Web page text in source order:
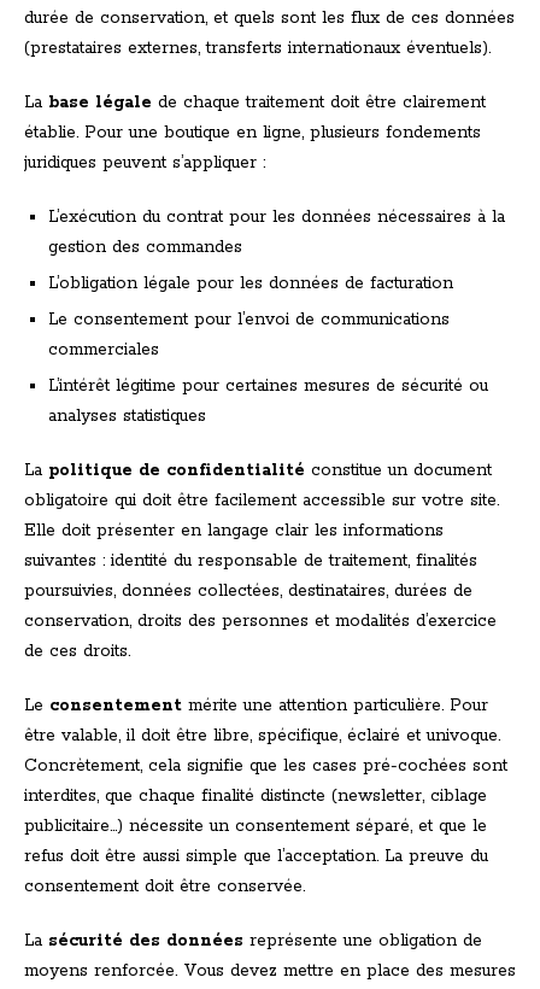
durée de conservation, et quels sont les flux de ces données
(prestataires externes, transferts internationaux éventuels).
La base légale de chaque traitement doit être clairement
établie. Pour une boutique en ligne, plusieurs fondements
juridiques peuvent s’appliquer :
L’exécution du contrat pour les données nécessaires à la
gestion des commandes
L’obligation légale pour les données de facturation
Le consentement pour l’envoi de communications
commerciales
L’intérêt légitime pour certaines mesures de sécurité ou
analyses statistiques
La politique de confidentialité constitue un document
obligatoire qui doit être facilement accessible sur votre site.
Elle doit présenter en langage clair les informations
suivantes : identité du responsable de traitement, finalités
poursuivies, données collectées, destinataires, durées de
conservation, droits des personnes et modalités d’exercice
de ces droits.
Le consentement mérite une attention particulière. Pour
être valable, il doit être libre, spécifique, éclairé et univoque.
Concrètement, cela signifie que les cases pré-cochées sont
interdites, que chaque finalité distincte (newsletter, ciblage
publicitaire…) nécessite un consentement séparé, et que le
refus doit être aussi simple que l’acceptation. La preuve du
consentement doit être conservée.
La sécurité des données représente une obligation de
moyens renforcée. Vous devez mettre en place des mesures